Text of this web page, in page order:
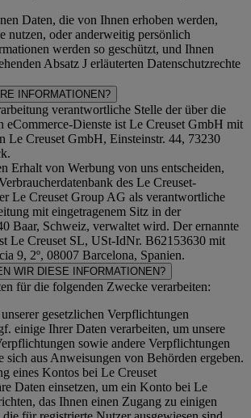
Daten, die von Ihnen erhoben werden,
nutzen, oder anderweitig persönlich
werden so geschützt, und Ihnen
Absatz J erläuterten Datenschutzrechte
INFORMATIONEN?
verantwortliche Stelle der über die
eCommerce-Dienste ist Le Creuset GmbH mit
Le Creuset GmbH, Einsteinstr. 44, 73230
Erhalt von Werbung von uns entscheiden,
des Le Creuset-
Le Creuset Group AG als verantwortliche
mit eingetragenem Sitz in der
Baar, Schweiz, verwaltet wird. Der ernannte
Le Creuset SL, USt-IdNr. B62153630 mit
9, 2º, 08007 Barcelona, Spanien.
WIR DIESE INFORMATIONEN?
für die folgenden Zwecke verarbeiten:
gesetzlichen Verpflichtungen
einige Ihrer Daten verarbeiten, um unsere
sowie andere Verpflichtungen
sich aus Anweisungen von Behörden ergeben.
eines Kontos bei Le Creuset
Daten einsetzen, um ein Konto bei Le
das Ihnen einen Zugang zu einigen